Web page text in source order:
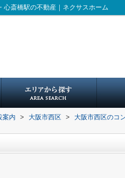
心斎橋駅の不動産｜ネクサスホーム
案内 > 大阪市西区 > 大阪市西区のコ